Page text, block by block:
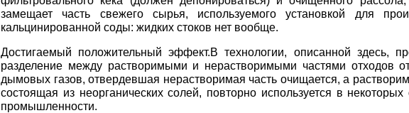
замещает часть свежего сырья, используемого установкой для
кальцинированной соды: жидких стоков нет вообще.
Достигаемый положительный эффект.В технологии, описанной здесь,
разделение между растворимыми и нерастворимыми частями отходов
дымовых газов, отвердевшая нерастворимая часть очищается, а
состоящая из неорганических солей, повторно используется в некоторых
промышленности.